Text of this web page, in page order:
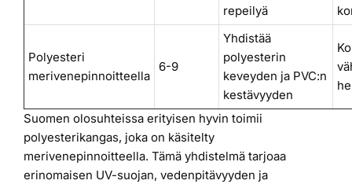
repeilyä
Polyesteri
merivenepinnoitteella
6-9
Yhdistää
polyesterin
keveyden ja PVC:n
kestävyyden
Suomen olosuhteissa erityisen hyvin toimii
polyesterikangas, joka on käsitelty
merivenepinnoitteella. Tämä yhdistelmä tarjoaa
erinomaisen UV-suojan, vedenpitävyyden ja